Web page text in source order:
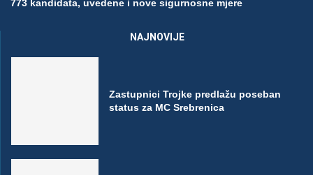
773 kandidata, uvedene i nove sigurnosne mjere
NAJNOVIJE
Zastupnici Trojke predlažu poseban
status za MC Srebrenica